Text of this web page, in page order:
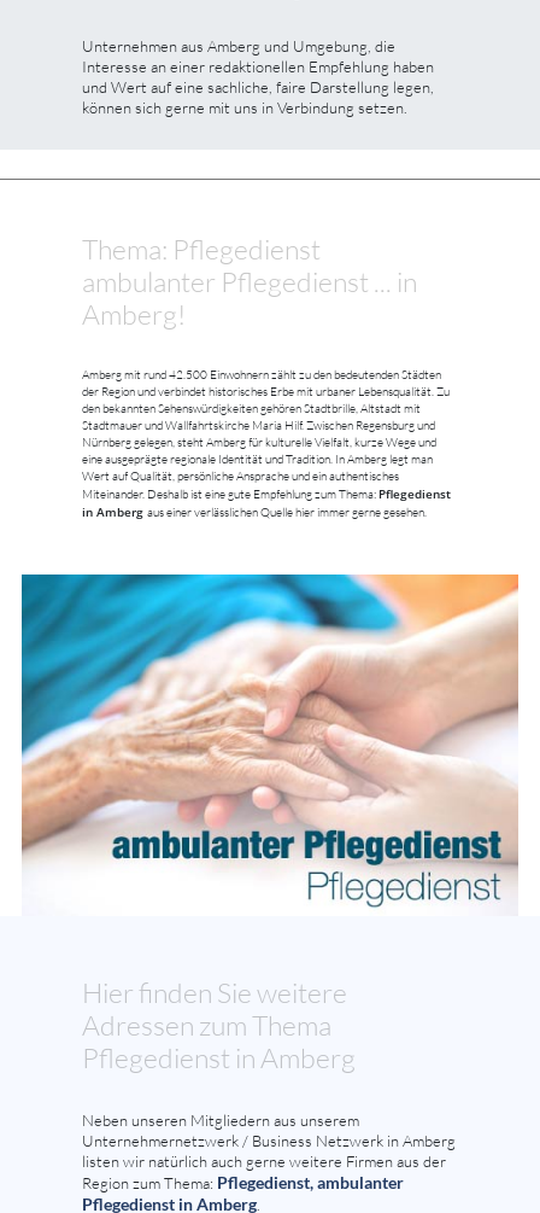
Unternehmen aus Amberg und Umgebung, die
Interesse an einer redaktionellen Empfehlung haben
und Wert auf eine sachliche, faire Darstellung legen,
können sich gerne mit uns in Verbindung setzen.
Thema: Pflegedienst
ambulanter Pflegedienst ... in
Amberg!
Amberg mit rund 42.500 Einwohnern zählt zu den bedeutenden Städten
der Region und verbindet historisches Erbe mit urbaner Lebensqualität. Zu
den bekannten Sehenswürdigkeiten gehören Stadtbrille, Altstadt mit
Stadtmauer und Wallfahrtskirche Maria Hilf. Zwischen Regensburg und
Nürnberg gelegen, steht Amberg für kulturelle Vielfalt, kurze Wege und
eine ausgeprägte regionale Identität und Tradition. In Amberg legt man
Wert auf Qualität, persönliche Ansprache und ein authentisches
Miteinander. Deshalb ist eine gute Empfehlung zum Thema: Pflegedienst
in Amberg aus einer verlässlichen Quelle hier immer gerne gesehen.
Hier finden Sie weitere
Adressen zum Thema
Pflegedienst in Amberg
Neben unseren Mitgliedern aus unserem
Unternehmernetzwerk / Business Netzwerk in Amberg
listen wir natürlich auch gerne weitere Firmen aus der
Region zum Thema: Pflegedienst, ambulanter
Pflegedienst in Amberg.